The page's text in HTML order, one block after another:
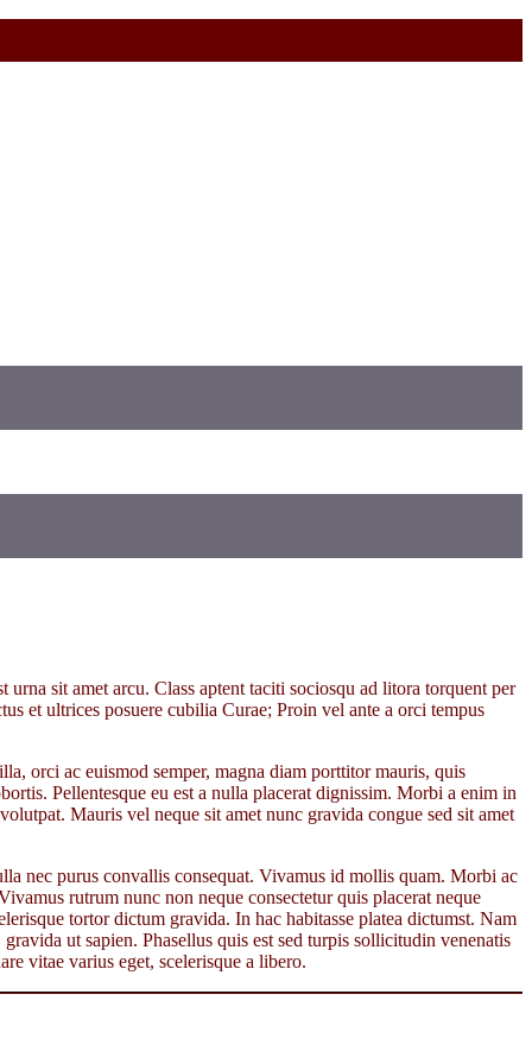
sit amet arcu. Class aptent taciti sociosqu ad litora torquent per
et ultrices posuere cubilia Curae; Proin vel ante a orci tempus
orci ac euismod semper, magna diam porttitor mauris, quis
Pellentesque eu est a nulla placerat dignissim. Morbi a enim in
Mauris vel neque sit amet nunc gravida congue sed sit amet
nec purus convallis consequat. Vivamus id mollis quam. Morbi ac
rutrum nunc non neque consectetur quis placerat neque
tortor dictum gravida. In hac habitasse platea dictumst. Nam
ut sapien. Phasellus quis est sed turpis sollicitudin venenatis
vitae varius eget, scelerisque a libero.